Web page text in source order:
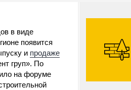
в виде
появится
и продаже
груп». По
на форуме